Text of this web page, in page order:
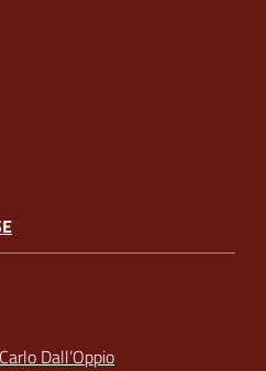
Dall’Oppio